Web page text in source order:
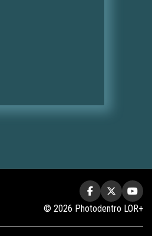
© 2026 Photodentro LOR+